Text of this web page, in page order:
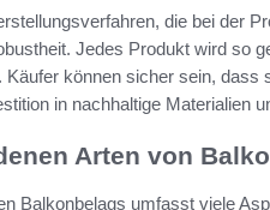
die bei der
Jedes Produkt wird so
Käufer können sicher sein,
in nachhaltige Materialien
Arten von
Balkonbelags umfasst viele